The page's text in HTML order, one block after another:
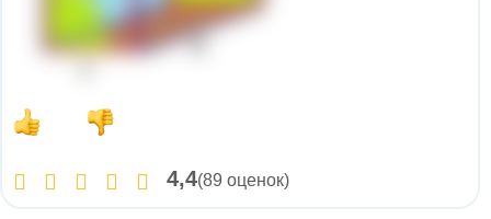
4,4(89 оценок)